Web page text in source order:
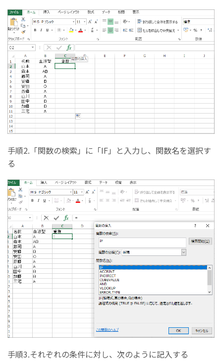
手順2.「関数の検索」に「IF」と入力し、関数名を選択す
る
手順3.それぞれの条件に対し、次のように記入する